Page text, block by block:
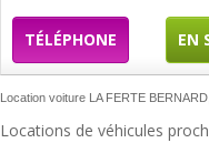
TÉLÉPHONE EN
Location voiture LA FERTE
Locations de véhicules